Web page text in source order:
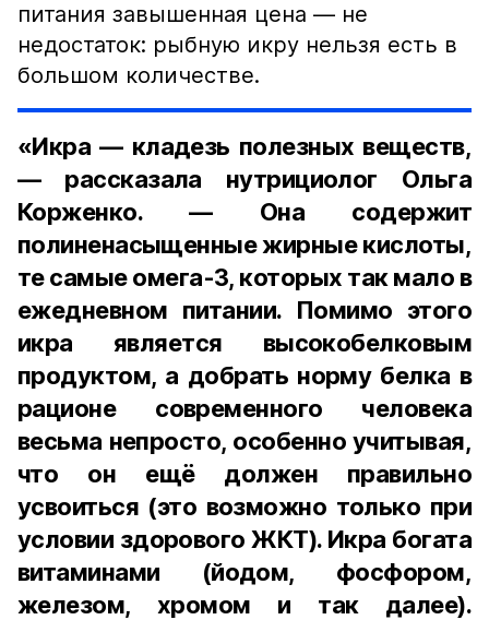
питания завышенная цена — не
недостаток: рыбную икру нельзя есть в
большом количестве.
«Икра — кладезь полезных веществ,
— рассказала нутрициолог Ольга
Корженко. — Она содержит
полиненасыщенные жирные кислоты,
те самые омега-3, которых так мало в
ежедневном питании. Помимо этого
икра является высокобелковым
продуктом, а добрать норму белка в
рационе современного человека
весьма непросто, особенно учитывая,
что он ещё должен правильно
усвоиться (это возможно только при
условии здорового ЖКТ). Икра богата
витаминами (йодом, фосфором,
железом, хромом и так далее).